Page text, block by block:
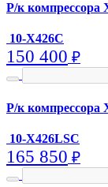
Р/к компрессора
10-X426C
150 400 ₽
Р/к компрессора
10-X426LSC
165 850 ₽